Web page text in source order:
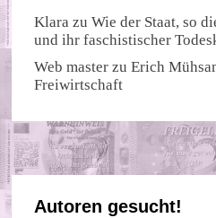
Klara zuWie der Staat, so
und ihr faschistischer
Web master zuErich
Freiwirtschaft
Autoren gesucht!